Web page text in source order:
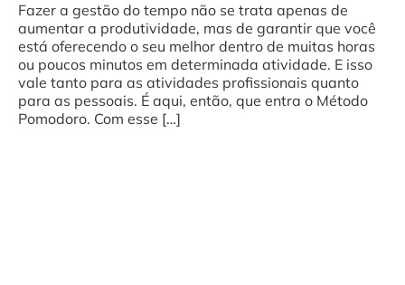
Fazer a gestão do tempo não se trata apenas de
aumentar a produtividade, mas de garantir que você
está oferecendo o seu melhor dentro de muitas horas
ou poucos minutos em determinada atividade. E isso
vale tanto para as atividades profissionais quanto
para as pessoais. É aqui, então, que entra o Método
Pomodoro. Com esse […]